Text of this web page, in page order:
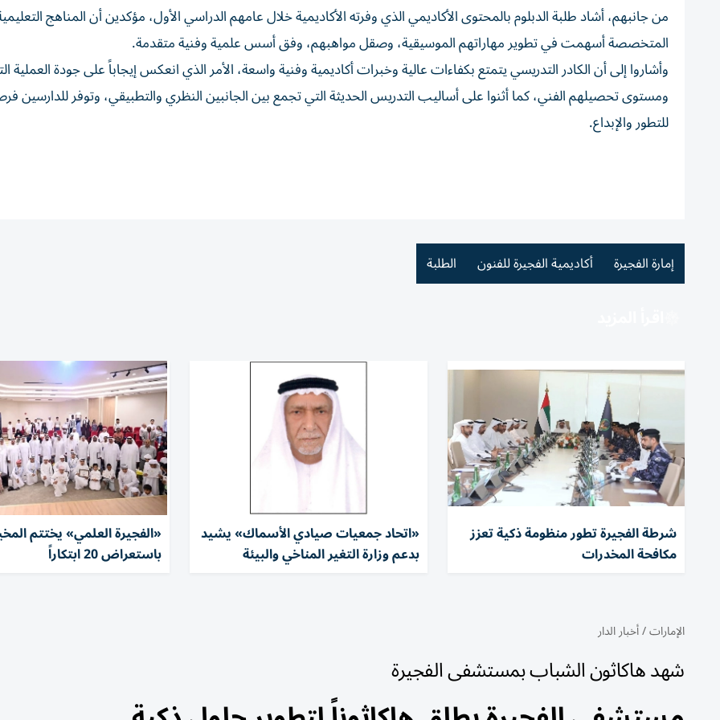
من جانبهم، أشاد طلبة الدبلوم بالمحتوى الأكاديمي الذي وفرته الأكاديمية خلال عامهم الدراسي الأول، مؤكدين أن المناهج
المتخصصة أسهمت في تطوير مهاراتهم الموسيقية، وصقل مواهبهم، وفق أسس علمية وفنية متقدمة.
وأشاروا إلى أن الكادر التدريسي يتمتع بكفاءات عالية وخبرات أكاديمية وفنية واسعة، الأمر الذي انعكس إيجاباً على جودة العملية
ومستوى تحصيلهم الفني، كما أثنوا على أساليب التدريس الحديثة التي تجمع بين الجانبين النظري والتطبيقي، وتوفر للدارسين
للتطور والإبداع.
إمارة الفجيرة أكاديمية الفجيرة للفنون الطلبة
شرطة الفجيرة تطور منظومة ذكية تعزز
مكافحة المخدرات
«اتحاد جمعيات صيادي الأسماك» يشيد
بدعم وزارة التغير المناخي والبيئة
«الفجيرة العلمي» يختتم
باستعراض 20 ابتكاراً
الإمارات/أخبار الدار
شهد هاكاثون الشباب بمستشفى الفجيرة